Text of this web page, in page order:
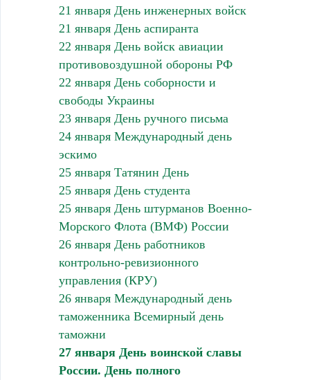
21 января День инженерных войск
21 января День аспиранта
22 января День войск авиации
противовоздушной обороны РФ
22 января День соборности и
свободы Украины
23 января День ручного письма
24 января Международный день
эскимо
25 января Татянин День
25 января День студента
25 января День штурманов Военно-
Морского Флота (ВМФ) России
26 января День работников
контрольно-ревизионного
управления (КРУ)
26 января Международный день
таможенника Всемирный день
таможни
27 января День воинской славы
России. День полного